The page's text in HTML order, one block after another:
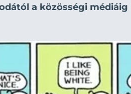
a közösségi médiáig